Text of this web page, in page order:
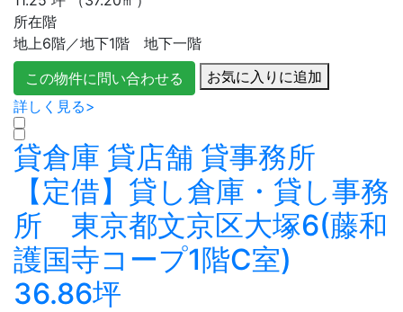
所在階
地上6階／地下1階 地下一階
この物件に問い合わせる
お気に入りに追加
詳しく見る>
貸倉庫 貸店舗 貸事務所
【定借】貸し倉庫・貸し事務
所 東京都文京区大塚6(藤和
護国寺コープ1階C室)
36.86坪